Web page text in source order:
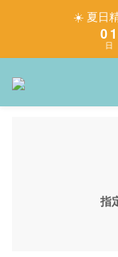
☀️ 夏日
1
0
2
1
0
日
指